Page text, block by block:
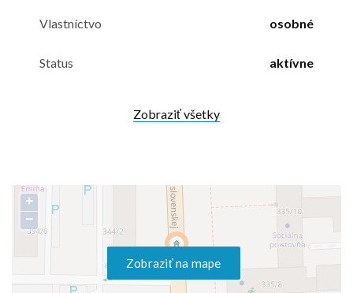
Vlastníctvo osobné
Status aktívne
Zobraziť všetky
Zobraziť na mape
+
−